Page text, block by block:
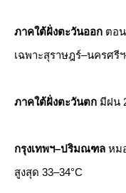
ภาคใต้ฝั่งตะวันออก ตอ
เฉพาะสุราษฎร์–นครศรี
ภาคใต้ฝั่งตะวันตก มีฝน
กรุงเทพฯ–ปริมณฑล หม
สูงสุด 33–34°C